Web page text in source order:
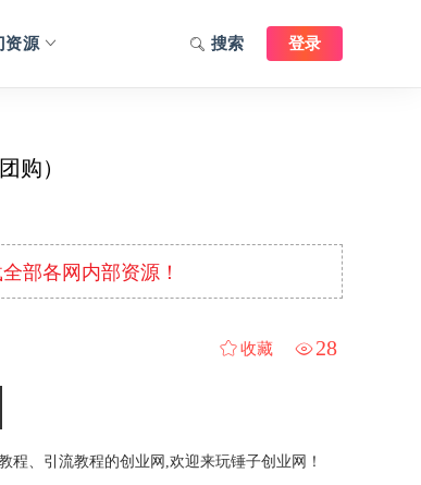
资源 登录
搜索
购）
部各网内部资源！
28
收藏
程、引流教程的创业网,欢迎来玩锤子创业网！